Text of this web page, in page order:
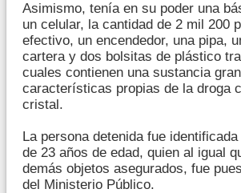
Asimismo, tenía en su poder una
un celular, la cantidad de 2 mil 200
efectivo, un encendedor, una pipa,
cartera y dos bolsitas de plástico
cuales contienen una sustancia
características propias de la droga
cristal.
La persona detenida fue
de 23 años de edad, quien al igual
demás objetos asegurados, fue
del Ministerio Público.